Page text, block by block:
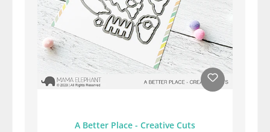
A Better Place - Creative Cuts